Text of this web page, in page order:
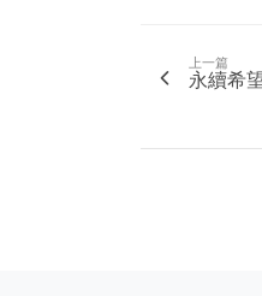
上一篇
永續希